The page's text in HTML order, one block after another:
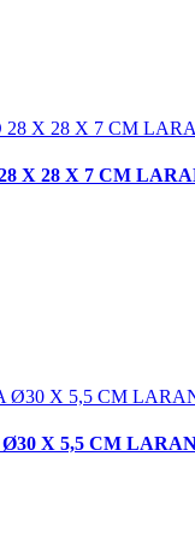
X 28 X 7 CM
X 5,5 CM